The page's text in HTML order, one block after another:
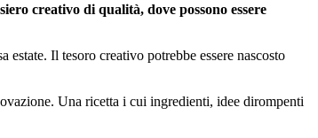
creativo di qualità, dove possono essere
Il tesoro creativo potrebbe essere nascosto
Una ricetta i cui ingredienti, idee dirompenti